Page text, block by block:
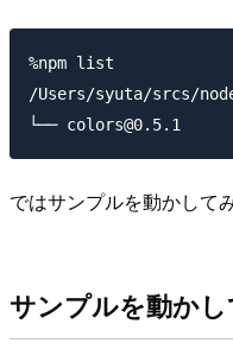
/Users/syuta/srcs/
ではサンプルを動かして
サンプルを動か